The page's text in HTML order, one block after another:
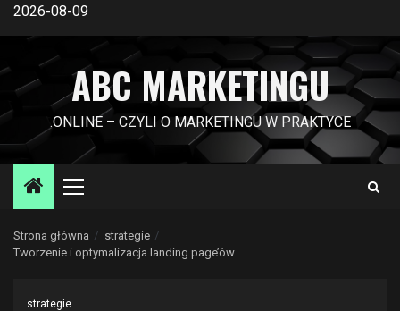
Przejdź
2026-08-09
ABC MARKETINGU
.ONLINE – CZYLI O MARKETINGU W PRAKTYCE
Menu
Strona główna
strategie
Tworzenie i optymalizacja landing page’ów
strategie